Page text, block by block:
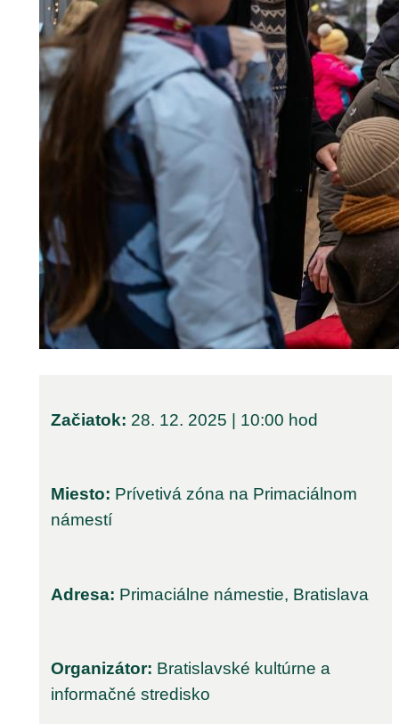
Začiatok: 28. 12. 2025 | 10:00 hod
Miesto: Prívetivá zóna na Primaciálnom
námestí
Adresa: Primaciálne námestie, Bratislava
Organizátor: Bratislavské kultúrne a
informačné stredisko